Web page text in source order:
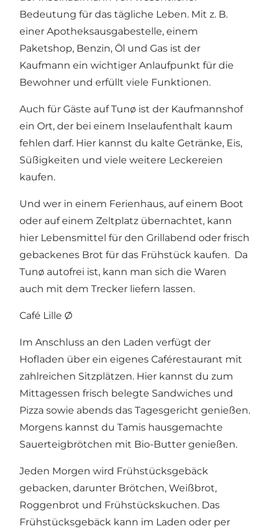
Bedeutung für das tägliche Leben. Mit z. B.
einer Apotheksausgabestelle, einem
Paketshop, Benzin, Öl und Gas ist der
Kaufmann ein wichtiger Anlaufpunkt für die
Bewohner und erfüllt viele Funktionen.
Auch für Gäste auf Tunø ist der Kaufmannshof
ein Ort, der bei einem Inselaufenthalt kaum
fehlen darf. Hier kannst du kalte Getränke, Eis,
Süßigkeiten und viele weitere Leckereien
kaufen.
Und wer in einem Ferienhaus, auf einem Boot
oder auf einem Zeltplatz übernachtet, kann
hier Lebensmittel für den Grillabend oder frisch
gebackenes Brot für das Frühstück kaufen. Da
Tunø autofrei ist, kann man sich die Waren
auch mit dem Trecker liefern lassen.
Café Lille Ø
Im Anschluss an den Laden verfügt der
Hofladen über ein eigenes Caférestaurant mit
zahlreichen Sitzplätzen. Hier kannst du zum
Mittagessen frisch belegte Sandwiches und
Pizza sowie abends das Tagesgericht genießen.
Morgens kannst du Tamis hausgemachte
Sauerteigbrötchen mit Bio-Butter genießen.
Jeden Morgen wird Frühstücksgebäck
gebacken, darunter Brötchen, Weißbrot,
Roggenbrot und Frühstückskuchen. Das
Frühstücksgebäck kann im Laden oder per